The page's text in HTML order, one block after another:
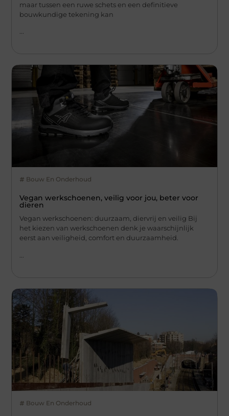
maar tussen een ruwe schets en een definitieve
bouwkundige tekening kan
...
Bouw En Onderhoud
Vegan werkschoenen, veilig voor jou, beter voor
dieren
Vegan werkschoenen: duurzaam, diervrij en veilig Bij
het kiezen van werkschoenen denk je waarschijnlijk
eerst aan veiligheid, comfort en duurzaamheid.
Bouw En Onderhoud